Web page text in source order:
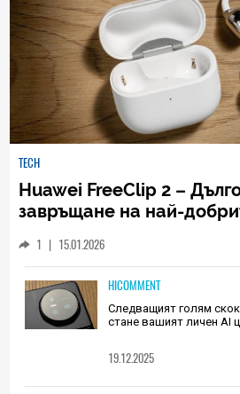
TECH
Huawei FreeClip 2 –
завръщане на най-
1 | 15.01.2026
HICOMMENT
Следващият голям
стане вашият личен AI
19.12.2025